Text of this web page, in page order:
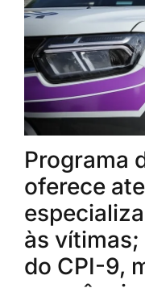
Programa
oferece
às vítimas;
do CPI-9,